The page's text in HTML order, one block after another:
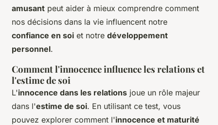
amusant peut aider à mieux comprendre comment
nos décisions dans la vie influencent notre
confiance en soi et notre développement
personnel.
Comment l'innocence influence les relations et
l'estime de soi
L'innocence dans les relations joue un rôle majeur
dans l'estime de soi. En utilisant ce test, vous
pouvez explorer comment l'innocence et maturité